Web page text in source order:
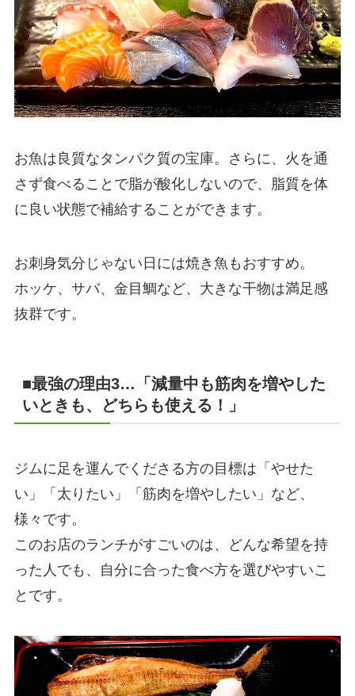
お魚は良質なタンパク質の宝庫。さらに、火を通
さず食べることで脂が酸化しないので、脂質を体
に良い状態で補給することができます。
お刺身気分じゃない日には焼き魚もおすすめ。
ホッケ、サバ、金目鯛など、大きな干物は満足感
抜群です。
■最強の理由3…「減量中も筋肉を増やした
いときも、どちらも使える！」
ジムに足を運んでくださる方の目標は「やせた
い」「太りたい」「筋肉を増やしたい」など、
様々です。
このお店のランチがすごいのは、どんな希望を持
った人でも、自分に合った食べ方を選びやすいこ
とです。